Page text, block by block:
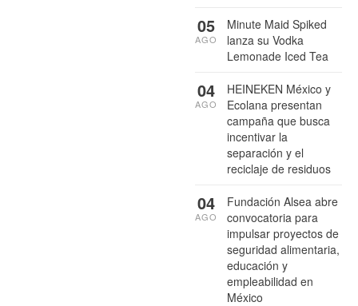
Minute Maid Spiked
lanza su Vodka
Lemonade Iced Tea
05
AGO
HEINEKEN México y
Ecolana presentan
campaña que busca
incentivar la
separación y el
reciclaje de residuos
04
AGO
Fundación Alsea abre
convocatoria para
impulsar proyectos de
seguridad alimentaria,
educación y
empleabilidad en
México
04
AGO